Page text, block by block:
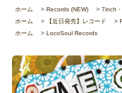
ホーム > Records (NEW) > 7inch
ホーム
> 【近日発売】レコード >
ホーム
> LocoSoul Records